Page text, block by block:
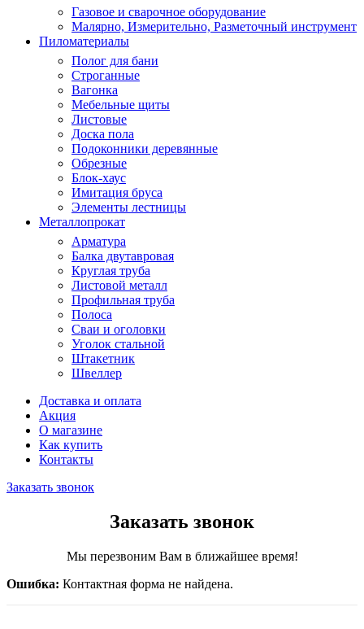
Газовое и сварочное оборудование
Малярно, Измерительно, Разметочный инструмент
Пиломатериалы
Полог для бани
Строганные
Вагонка
Мебельные щиты
Листовые
Доска пола
Подоконники деревянные
Обрезные
Блок-хаус
Имитация бруса
Элементы лестницы
Металлопрокат
Арматура
Балка двутавровая
Круглая труба
Листовой металл
Профильная труба
Полоса
Сваи и оголовки
Уголок стальной
Штакетник
Швеллер
Доставка и оплата
Акция
О магазине
Как купить
Контакты
Заказать звонок
Заказать звонок
Мы перезвоним Вам в ближайшее время!
Ошибка: Контактная форма не найдена.